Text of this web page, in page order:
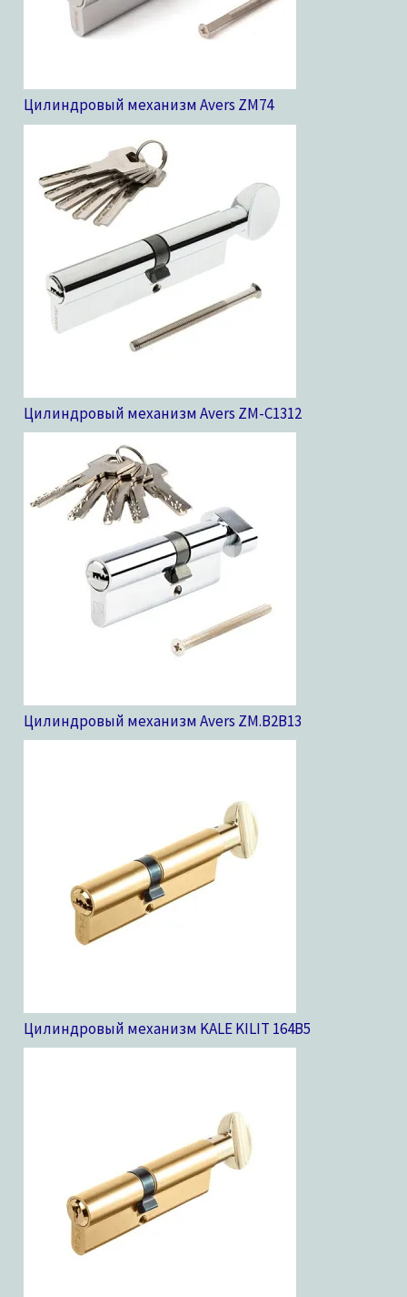
Цилиндровый механизм Avers ZM74
Цилиндровый механизм Avers ZM-C1312
Цилиндровый механизм Avers ZM.B2B13
Цилиндровый механизм KALE KILIT 164B5